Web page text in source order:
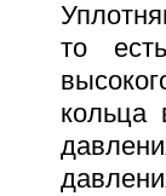
то
кольца